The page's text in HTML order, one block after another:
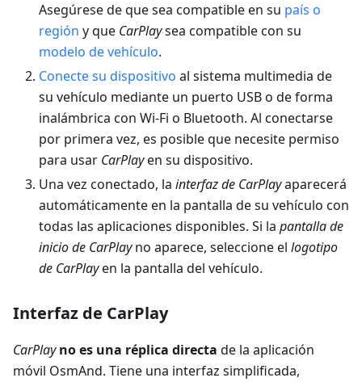
Asegúrese de que sea compatible en su país o
región y que CarPlaysea compatible con su
modelo de vehículo.
Conecte su dispositivo al sistema multimedia de
su vehículo mediante un puerto USB o de forma
inalámbrica con Wi-Fi o Bluetooth. Al conectarse
por primera vez, es posible que necesite permiso
para usar CarPlayen su dispositivo.
Una vez conectado, la interfaz de CarPlayaparecerá
automáticamente en la pantalla de su vehículo con
todas las aplicaciones disponibles. Si la pantalla de
inicio de CarPlayno aparece, seleccione el logotipo
de CarPlayen la pantalla del vehículo.
Interfaz de CarPlay
CarPlay no es una réplica directa de la aplicación
móvil OsmAnd. Tiene una interfaz simplificada,